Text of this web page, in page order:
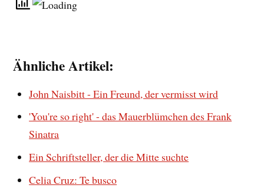
Ähnliche Artikel:
John Naisbitt - Ein Freund, der vermisst wird
'You're so right' - das Mauerblümchen des Frank
Sinatra
Ein Schriftsteller, der die Mitte suchte
Celia Cruz: Te busco